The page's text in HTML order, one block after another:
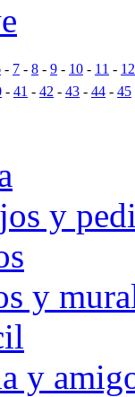
- 7 - 8 - 9 - 10 - 11 - 12
- 41 - 42 - 43 - 44 - 45
y
y
y